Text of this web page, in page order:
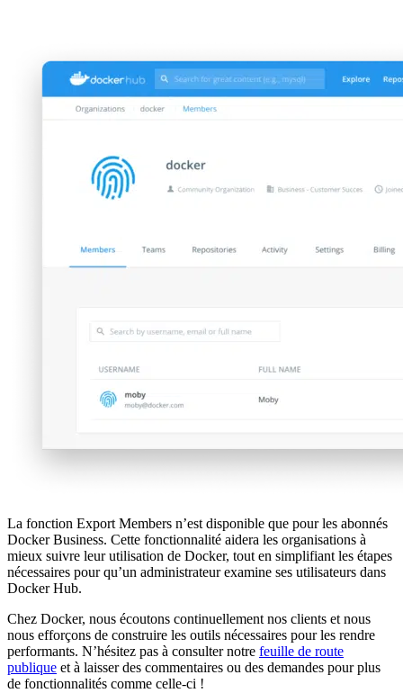
La fonction Export Members n’est disponible que pour les abonnés
Docker Business. Cette fonctionnalité aidera les organisations à
mieux suivre leur utilisation de Docker, tout en simplifiant les étapes
nécessaires pour qu’un administrateur examine ses utilisateurs dans
Docker Hub.
Chez Docker, nous écoutons continuellement nos clients et nous
nous efforçons de construire les outils nécessaires pour les rendre
performants. N’hésitez pas à consulter notre feuille de route
publique et à laisser des commentaires ou des demandes pour plus
de fonctionnalités comme celle-ci !